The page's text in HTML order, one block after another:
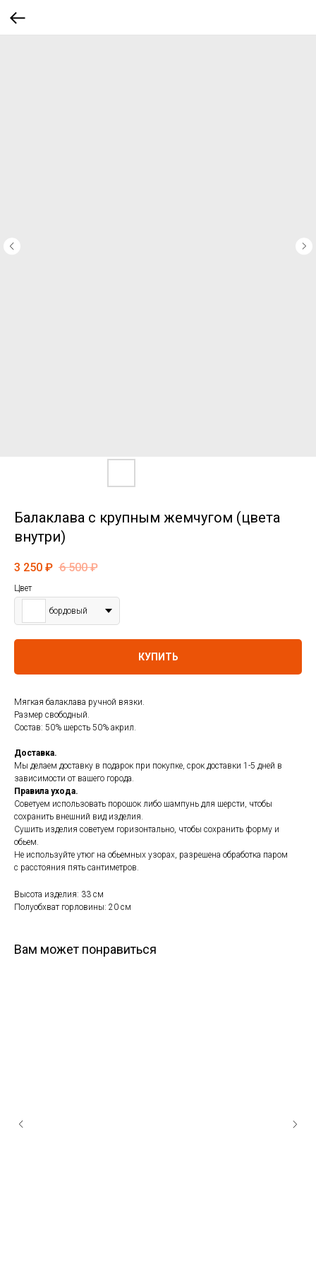
Балаклава с крупным жемчугом (цвета
внутри)
3 250 ₽ 6 500 ₽
Цвет
бордовый
КУПИТЬ
Мягкая балаклава ручной вязки.
Размер свободный.
Состав: 50% шерсть 50% акрил.
Доставка.
Мы делаем доставку в подарок при покупке, срок доставки 1-5 дней в
зависимости от вашего города.
Правила ухода.
Советуем использовать порошок либо шампунь для шерсти, чтобы
сохранить внешний вид изделия.
Сушить изделия советуем горизонтально, чтобы сохранить форму и
обьем.
Не используйте утюг на обьемных узорах, разрешена обработка паром
с расстояния пять сантиметров.
Высота изделия: 33 см
Полуобхват горловины: 20 см
Вам может понравиться